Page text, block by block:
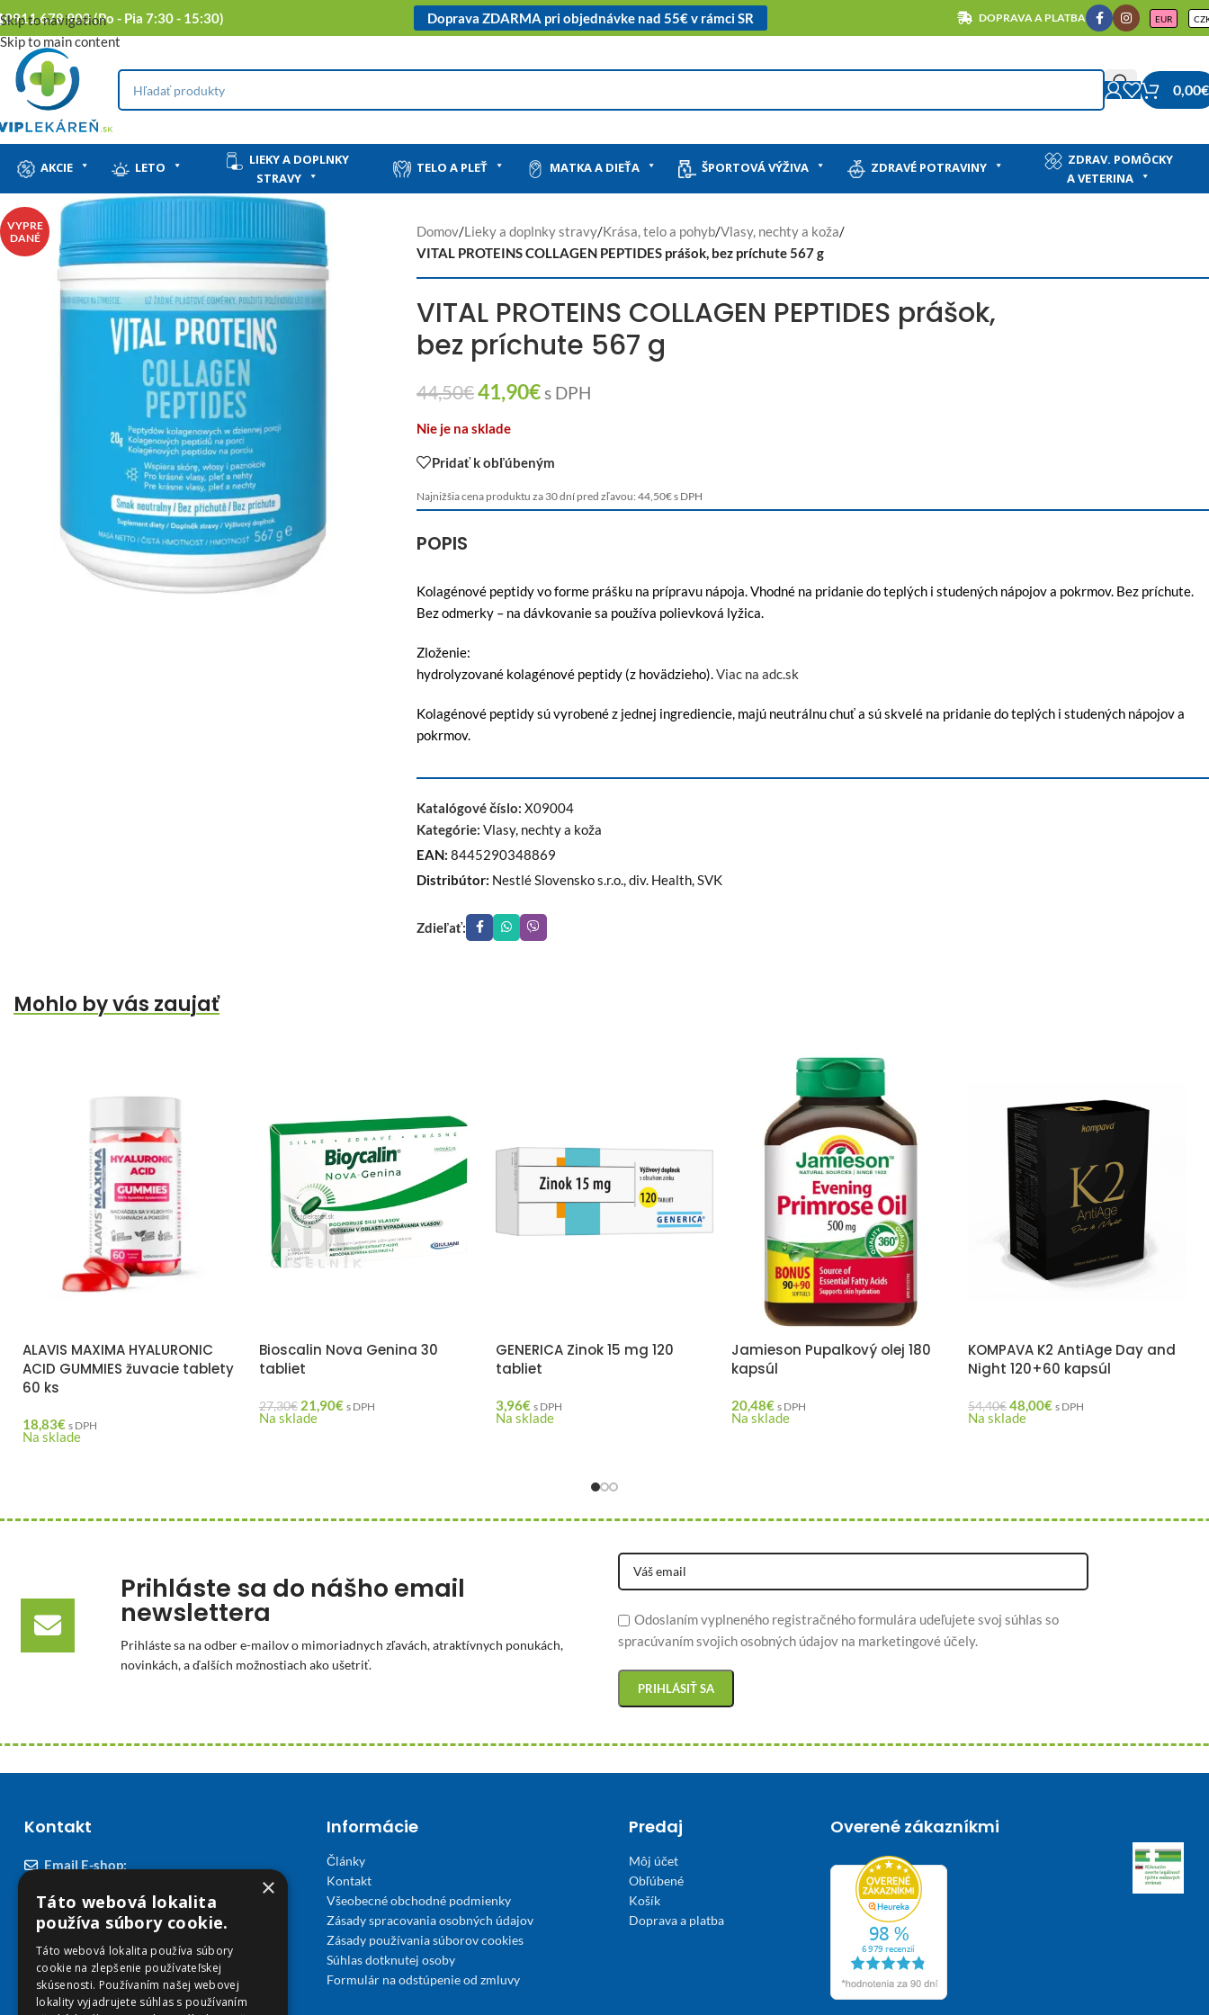
Skip to navigation
Skip to main content
0911 678 900 (Po - Pia 7:30 - 15:30) Doprava ZDARMA pri objednávke nad 55€ v rámci SR DOPRAVA A PLATBA EUR
0,00€
AKCIE LETO
LIEKY A DOPLNKY
STRAVY
TELO A PLEŤ MATKA A DIEŤA ŠPORTOVÁ VÝŽIVA ZDRAVÉ POTRAVINY
ZDRAV. POMÔCKY
A VETERINA
VYPRE
DANÉ
Domov/Lieky a doplnky stravy/Krása, telo a pohyb/Vlasy, nechty a koža/
VITAL PROTEINS COLLAGEN PEPTIDES prášok, bez príchute 567 g
VITAL PROTEINS COLLAGEN PEPTIDES prášok,
bez príchute 567 g
44,50€41,90€s DPH
Nie je na sklade
Pridať k obľúbeným
Najnižšia cena produktu za 30 dní pred zľavou: 44,50€s DPH
POPIS
Kolagénové peptidy vo forme prášku na prípravu nápoja. Vhodné na pridanie do teplých i studených nápojov a pokrmov. Bez príchute.
Bez odmerky – na dávkovanie sa používa polievková lyžica.
Zloženie:
hydrolyzované kolagénové peptidy (z hovädzieho).Viac na adc.sk
Kolagénové peptidy sú vyrobené z jednej ingrediencie, majú neutrálnu chuť a sú skvelé na pridanie do teplých i studených nápojov a
pokrmov.
Katalógové číslo: X09004
Kategórie: Vlasy, nechty a koža
EAN: 8445290348869
Distribútor: Nestlé Slovensko s.r.o., div. Health, SVK
Zdieľať:
Mohlo by vás zaujať
ALAVIS MAXIMA HYALURONIC
ACID GUMMIES žuvacie tablety
60 ks
18,83€ s DPH
Na sklade
Bioscalin Nova Genina 30
tabliet
27,30€ 21,90€ s DPH
Na sklade
GENERICA Zinok 15 mg 120
tabliet
3,96€ s DPH
Na sklade
Jamieson Pupalkový olej 180
kapsúl
20,48€ s DPH
Na sklade
KOMPAVA K2 AntiAge Day and
Night 120+60 kapsúl
54,40€48,00€ s DPH
Na sklade
Prihláste sa do nášho email
newslettera
Prihláste sa na odber e-mailov o mimoriadnych zľavách, atraktívnych ponukách,
novinkách, a ďalších možnostiach ako ušetriť.
Odoslaním vyplneného registračného formulára udeľujete svoj súhlas so
spracúvaním svojich osobných údajov na marketingové účely.
Kontakt
Email E-shop:
podpora@viplekaren.sk
Telefón E-shop:
0911 678 900(Po - Pia 7:30 - 15:30)
Telefón kamenná Lekáreň VIP Košice:
055 307 78 30
Informácie
Články
Kontakt
Všeobecné obchodné podmienky
Zásady spracovania osobných údajov
Zásady používania súborov cookies
Súhlas dotknutej osoby
Formulár na odstúpenie od zmluvy
Predaj
Môj účet
Obľúbené
Košík
Doprava a platba
Overené zákazníkmi
×
Táto webová lokalita
používa súbory cookie.
Táto webová lokalita používa súbory
cookie na zlepšenie používateľskej
skúsenosti. Používaním našej webovej
lokality vyjadrujete súhlas s používaním